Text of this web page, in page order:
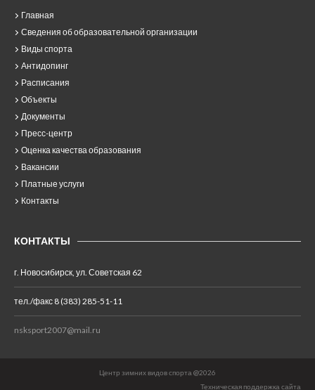
Главная
Сведения об образовательной организации
Виды спорта
Антидопинг
Расписания
Объекты
Документы
Пресс-центр
Оценка качества образования
Вакансии
Платные услуги
Контакты
КОНТАКТЫ
г. Новосибирск, ул. Советская 62
тел./факс 8 (383) 285-51-11
nsksport2007@mail.ru
Центр зимних видов спорта @2026
Техническая поддержка сайта